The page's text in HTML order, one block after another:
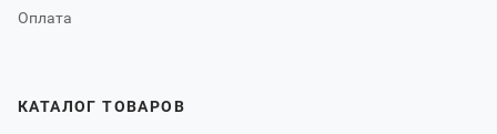
Оплата
КАТАЛОГ ТОВАРОВ